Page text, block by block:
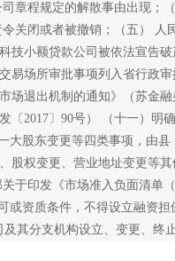
章程规定的解散事由出现；
令关闭或者被撤销；（五）
技小额贷款公司被依法宣告
易场所审批事项列入省行政
场退出机制的通知》（苏金
〔2017〕90号） （十一）
大股东变更等四类事项，由
股权变更、营业地址变更等
于印发《市场准入负面清单
或资质条件，不得设立融资
其分支机构设立、变更、终